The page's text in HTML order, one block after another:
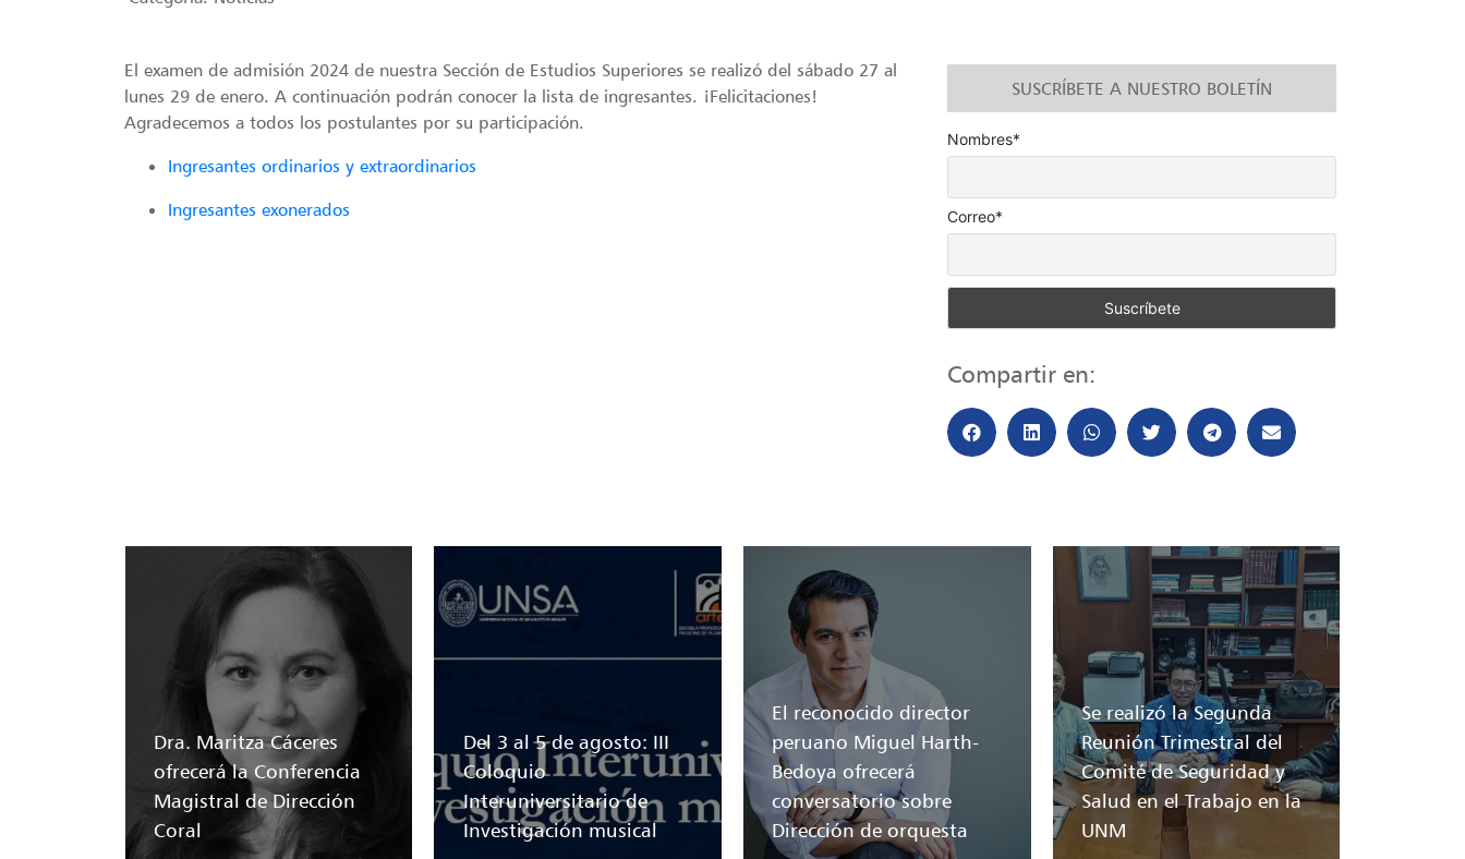
El examen de admisión 2024 de nuestra Sección de Estudios Superiores se realizó del sábado 27 al
lunes 29 de enero. A continuación podrán conocer la lista de ingresantes. ¡Felicitaciones!
Agradecemos a todos los postulantes por su participación.
Ingresantes ordinarios y extraordinarios
Ingresantes exonerados
SUSCRÍBETE A NUESTRO BOLETÍN
Nombres*
Correo*
Compartir en:
Dra. Maritza Cáceres
ofrecerá la Conferencia
Magistral de Dirección
Coral
Del 3 al 5 de agosto: III
Coloquio
Interuniversitario de
Investigación musical
El reconocido director
peruano Miguel Harth-
Bedoya ofrecerá
conversatorio sobre
Dirección de orquesta
Se realizó la Segunda
Reunión Trimestral del
Comité de Seguridad y
Salud en el Trabajo en la
UNM